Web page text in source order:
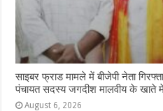
साइबर फ्राड मामले में बीजेपी नेता
पंचायत सदस्य जगदीश मालवीय के
August 6, 2026